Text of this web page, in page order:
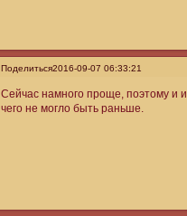
Поделиться2016-09-07 06:33:21
Сейчас намного проще, поэтому и
чего не могло быть раньше.